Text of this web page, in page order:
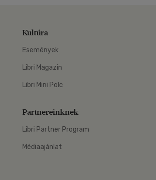
Kultúra
Események
Libri Magazin
Libri Mini Polc
Partnereinknek
Libri Partner Program
Médiaajánlat